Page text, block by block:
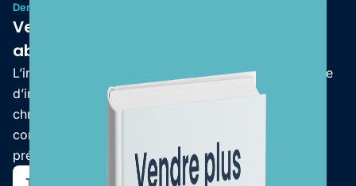
Dernier Ebook
Vendre avec l'IA : la performance sans
abandonner son cerveau
L’intelligence artificielle suscite autant de passion que
d’inquiétude. Pourtant, en automatisant les tâches
chronophages à faible valeur ajoutée et en agissant
comme un coach bienveillant, l’IA libère un temps
précieux.
Télécharger